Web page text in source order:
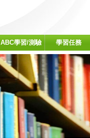
ABC學習/測驗 學習任務